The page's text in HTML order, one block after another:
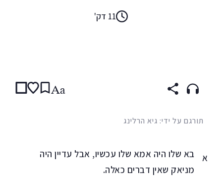
11 דק'
Aa
תורגם על ידי: גיא הרלינג
א
בא שלו היה אמא שלו עכשיו, אבל עדיין היה
מניאק שאין דברים כאלה.